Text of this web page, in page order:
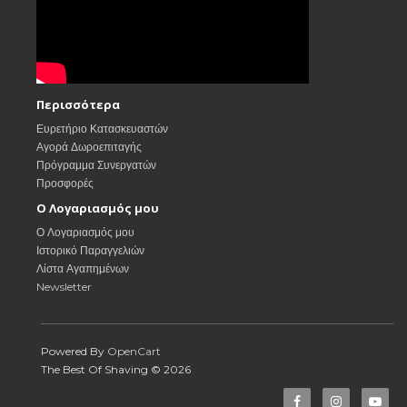
Περισσότερα
Ευρετήριο Κατασκευαστών
Αγορά Δωροεπιταγής
Πρόγραμμα Συνεργατών
Προσφορές
Ο Λογαριασμός μου
Ο Λογαριασμός μου
Ιστορικό Παραγγελιών
Λίστα Αγαπημένων
Newsletter
Powered By OpenCart
The Best Of Shaving © 2026